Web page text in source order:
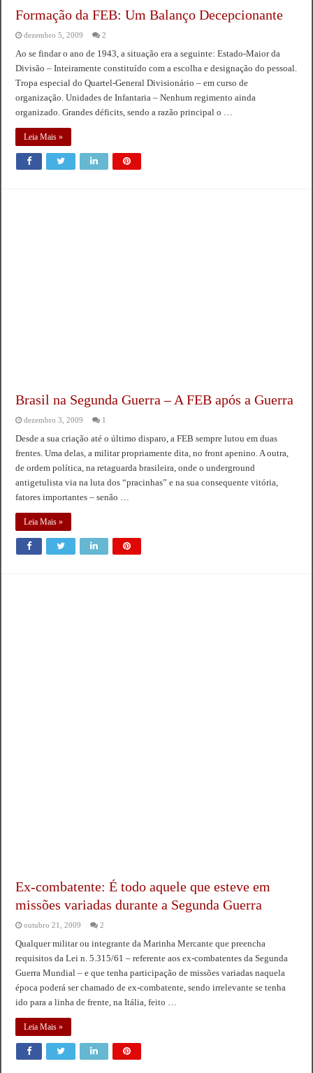
Formação da FEB: Um Balanço Decepcionante
dezembro 5, 2009 2
Ao se findar o ano de 1943, a situação era a seguinte: Estado-Maior da
Divisão – Inteiramente constituído com a escolha e designação do pessoal.
Tropa especial do Quartel-General Divisionário – em curso de
organização. Unidades de Infantaria – Nenhum regimento ainda
organizado. Grandes déficits, sendo a razão principal o …
Leia Mais »
Brasil na Segunda Guerra – A FEB após a Guerra
dezembro 3, 2009 1
Desde a sua criação até o último disparo, a FEB sempre lutou em duas
frentes. Uma delas, a militar propriamente dita, no front apenino. A outra,
de ordem política, na retaguarda brasileira, onde o underground
antigetulista via na luta dos “pracinhas” e na sua consequente vitória,
fatores importantes – senão …
Leia Mais »
Ex-combatente: É todo aquele que esteve em
missões variadas durante a Segunda Guerra
outubro 21, 2009 2
Qualquer militar ou integrante da Marinha Mercante que preencha
requisitos da Lei n. 5.315/61 – referente aos ex-combatentes da Segunda
Guerra Mundial – e que tenha participação de missões variadas naquela
época poderá ser chamado de ex-combatente, sendo irrelevante se tenha
ido para a linha de frente, na Itália, feito …
Leia Mais »